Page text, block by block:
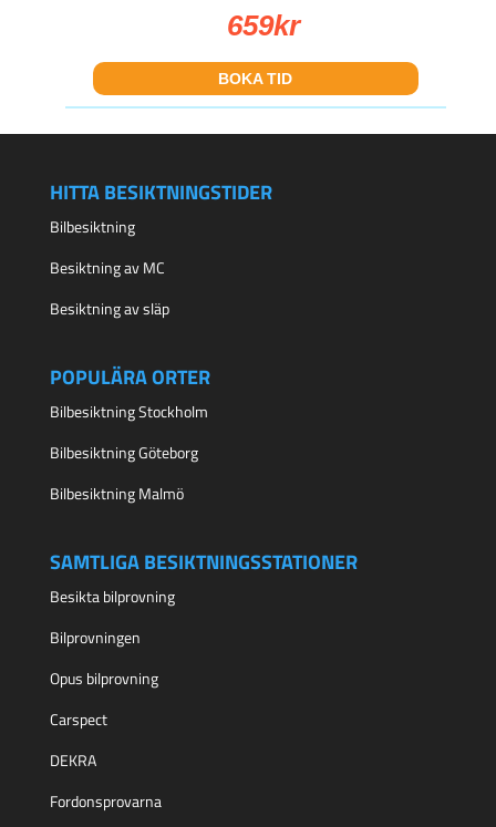
659kr
BOKA TID
HITTA BESIKTNINGSTIDER
Bilbesiktning
Besiktning av MC
Besiktning av släp
POPULÄRA ORTER
Bilbesiktning Stockholm
Bilbesiktning Göteborg
Bilbesiktning Malmö
SAMTLIGA BESIKTNINGSSTATIONER
Besikta bilprovning
Bilprovningen
Opus bilprovning
Carspect
DEKRA
Fordonsprovarna